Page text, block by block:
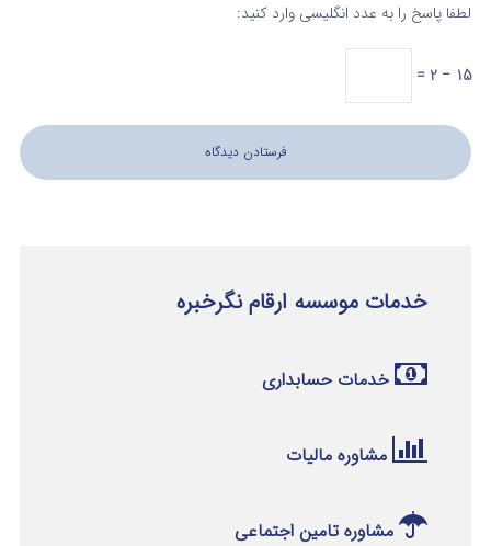
لطفا پاسخ را به عدد انگلیسی وارد کنید:
15 − 2 =
خدمات موسسه ارقام نگرخبره
خدمات حسابداری
مشاوره مالیات
مشاوره تامین اجتماعی